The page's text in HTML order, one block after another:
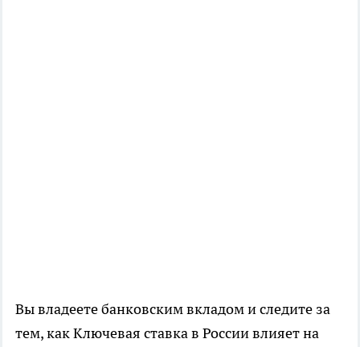
Вы владеете банковским вкладом и следите за
тем, как Ключевая ставка в России влияет на